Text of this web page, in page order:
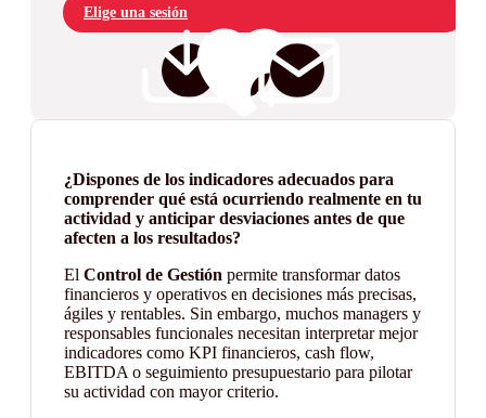
Elige una sesión
¿Dispones de los indicadores adecuados para
comprender qué está ocurriendo realmente en tu
actividad y anticipar desviaciones antes de que
afecten a los resultados?
El Control de Gestión permite transformar datos
financieros y operativos en decisiones más precisas,
ágiles y rentables. Sin embargo, muchos managers y
responsables funcionales necesitan interpretar mejor
indicadores como KPI financieros, cash flow,
EBITDA o seguimiento presupuestario para pilotar
su actividad con mayor criterio.